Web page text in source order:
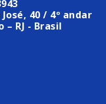
40 / 4º andar
– RJ - Brasil